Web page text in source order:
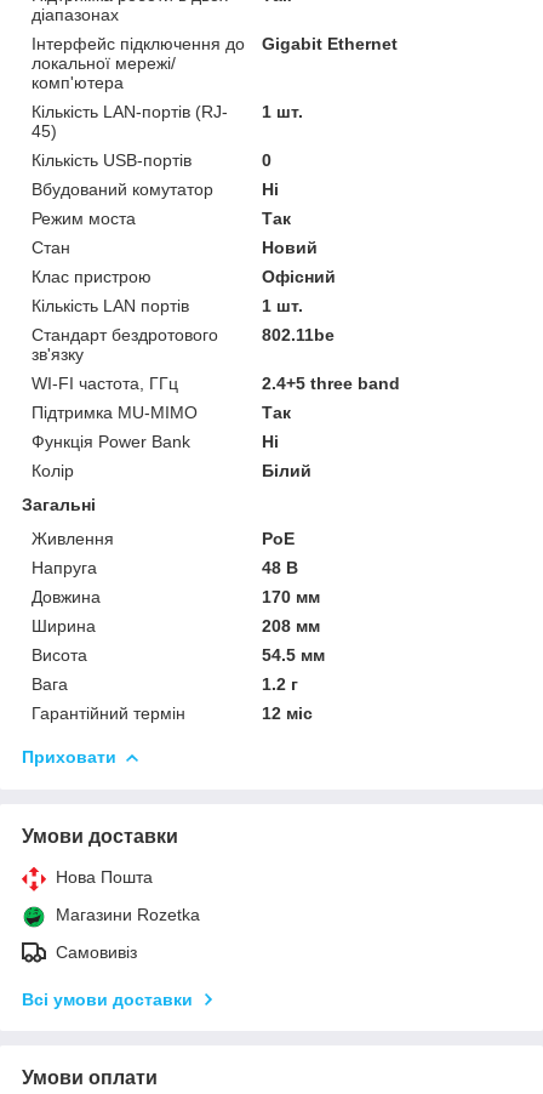
діапазонах
Інтерфейс підключення до
локальної мережі/
комп'ютера
Gigabit Ethernet
Кількість LAN-портів (RJ-
45)
1 шт.
Кількість USB-портів
0
Вбудований комутатор
Ні
Режим моста
Так
Стан
Новий
Клас пристрою
Офісний
Кількість LAN портів
1 шт.
Стандарт бездротового
зв'язку
802.11be
WI-FI частота, ГГц
2.4+5 three band
Підтримка MU-MIMO
Так
Функція Power Bank
Ні
Колір
Білий
Загальні
Живлення
PoE
Напруга
48 В
Довжина
170 мм
Ширина
208 мм
Висота
54.5 мм
Вага
1.2 г
Гарантійний термін
12 міс
Приховати
Умови доставки
Нова Пошта
Магазини Rozetka
Самовивіз
Всі умови доставки
Умови оплати